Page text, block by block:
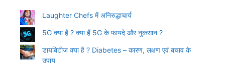
Laughter Chefs में अनिरुद्धाचार्य
5G क्या है ? क्या हैं 5G के फायदे और नुकसान ?
डायबिटीज क्या है ? Diabetes – कारण, लक्षण एवं बचाव के
उपाय